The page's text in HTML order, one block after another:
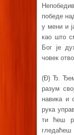
победе
у мени и
као што
Бог је
човек
(Đ) Ђ. Ђем
разум
навика и
рука
ти ћеш